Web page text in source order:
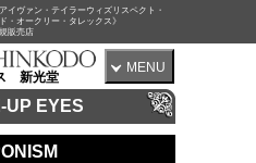
イヴァン・テイラーウィズリスペクト・
・オークリー・タレックス》
販売店
新光堂
MENU
UP EYES